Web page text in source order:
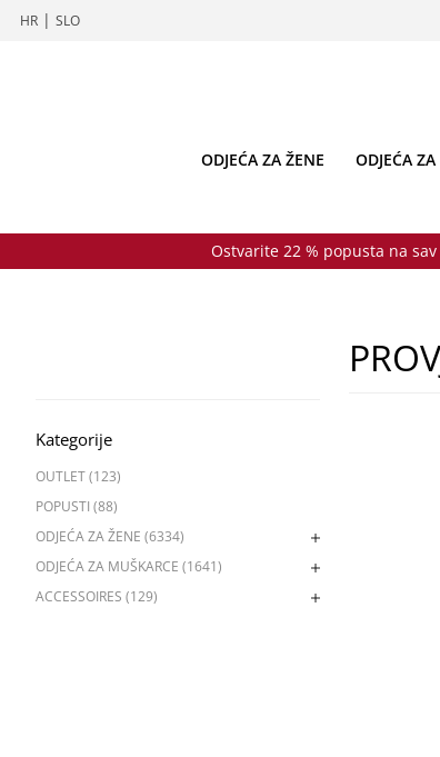
HR | SLO
ODJEĆA ZA ŽENE ODJEĆA
Ostvarite 22 % popusta na
Kategorije
OUTLET (123)
POPUSTI (88)
ODJEĆA ZA ŽENE (6334)
ODJEĆA ZA MUŠKARCE (1641)
ACCESSOIRES (129)